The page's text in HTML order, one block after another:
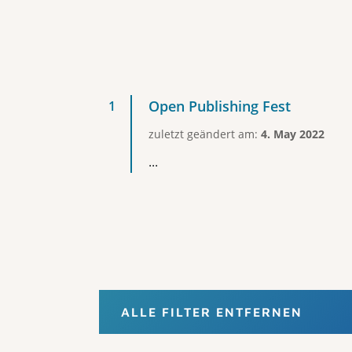
Open Publishing Fest
zuletzt geändert am: 4. May 2022
...
ALLE FILTER ENTFERNEN